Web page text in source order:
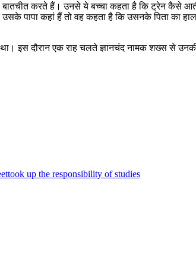
करते हैं। उनसे ये बच्चा कहता है कि ट्रेन कैसे
पापा कहां हैं तो वह कहता है कि उसनके पिता का
इस दौरान एक राह चलते ज्ञानचंद नामक शख्स से
took up the responsibility of studies